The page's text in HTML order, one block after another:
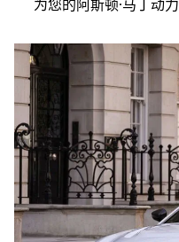
为您的阿斯顿·马丁动